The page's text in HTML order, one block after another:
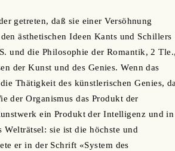
getreten, daß sie einer Versöhnung
ästhetischen Ideen Kants und Schillers
und die Philosophie der Romantik, 2 Tle.,
der Kunst und des Genies. Wenn das
Thätigkeit des künstlerischen Genies,
der Organismus das Produkt der
ein Produkt der Intelligenz und in
sie ist die höchste und
er in der Schrift «System des